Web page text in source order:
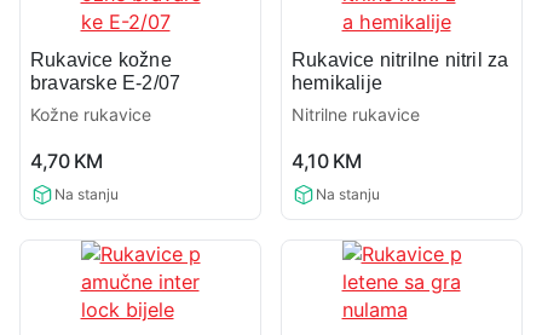
Rukavice kožne
bravarske E-2/07
Kožne rukavice
rating
4,70 KM
Na stanju
Rukavice nitrilne nitril za
hemikalije
Nitrilne rukavice
rating
4,10 KM
Na stanju